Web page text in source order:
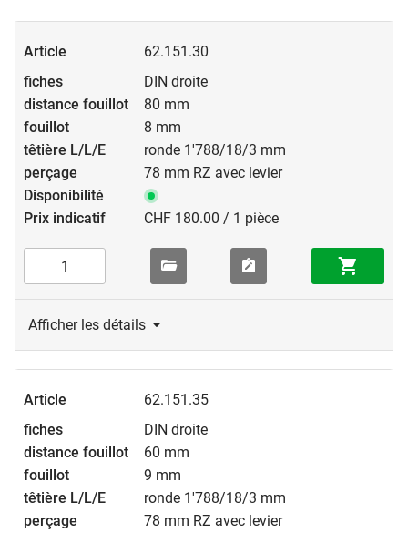
62.151.30
DIN droite
80 mm
8 mm
ronde 1'788/18/3 mm
78 mm RZ avec levier
CHF 180.00 / 1 pièce
Afficher les détails
62.151.35
DIN droite
60 mm
9 mm
ronde 1'788/18/3 mm
78 mm RZ avec levier